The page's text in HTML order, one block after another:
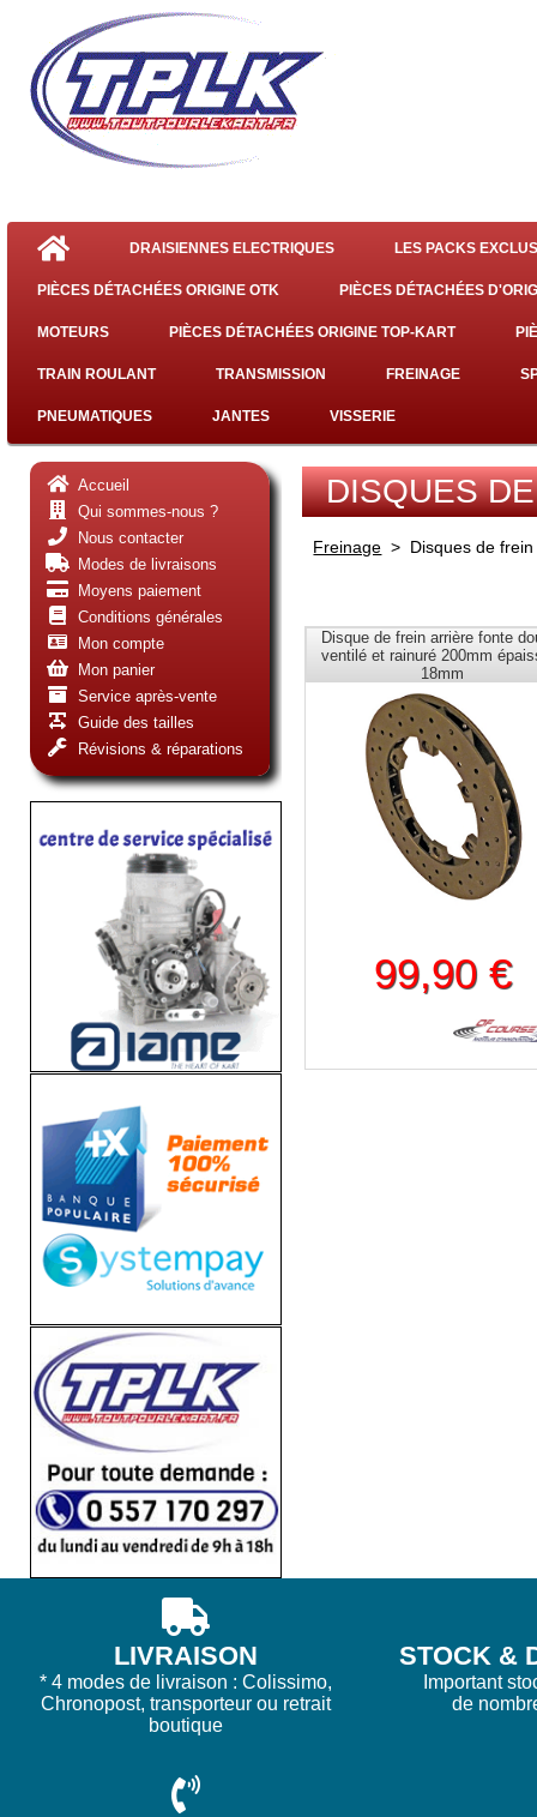
DRAISIENNES ELECTRIQUES LES PACKS
PIÈCES DÉTACHÉES ORIGINE OTK PIÈCES DÉTACHÉES
MOTEURS PIÈCES DÉTACHÉES ORIGINE TOP-KART
TRAIN ROULANT TRANSMISSION FREINAGE
PNEUMATIQUES JANTES VISSERIE
Accueil
Qui sommes-nous ?
Nous contacter
Modes de livraisons
Moyens paiement
Conditions générales
Mon compte
Mon panier
Service après-vente
Guide des tailles
Révisions & réparations
DISQUES
Freinage > Disques de frein
Disque de frein arrière fonte
ventilé et rainuré 200mm
18mm
99,90 €
LIVRAISON
* 4 modes de livraison : Colissimo,
Chronopost, transporteur ou retrait
boutique
STOCK &
Important
de